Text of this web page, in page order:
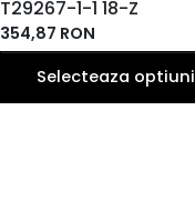
T29267-1-1 18-Z
354,87 RON
Selecteaza optiuni